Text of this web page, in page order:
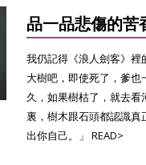
品一品悲傷的苦
我仍記得《浪人劍客》
大樹吧，即使死了，爹
久，如果樹枯了，就去
裏，樹木跟石頭都認識
出你自己。」 READ>